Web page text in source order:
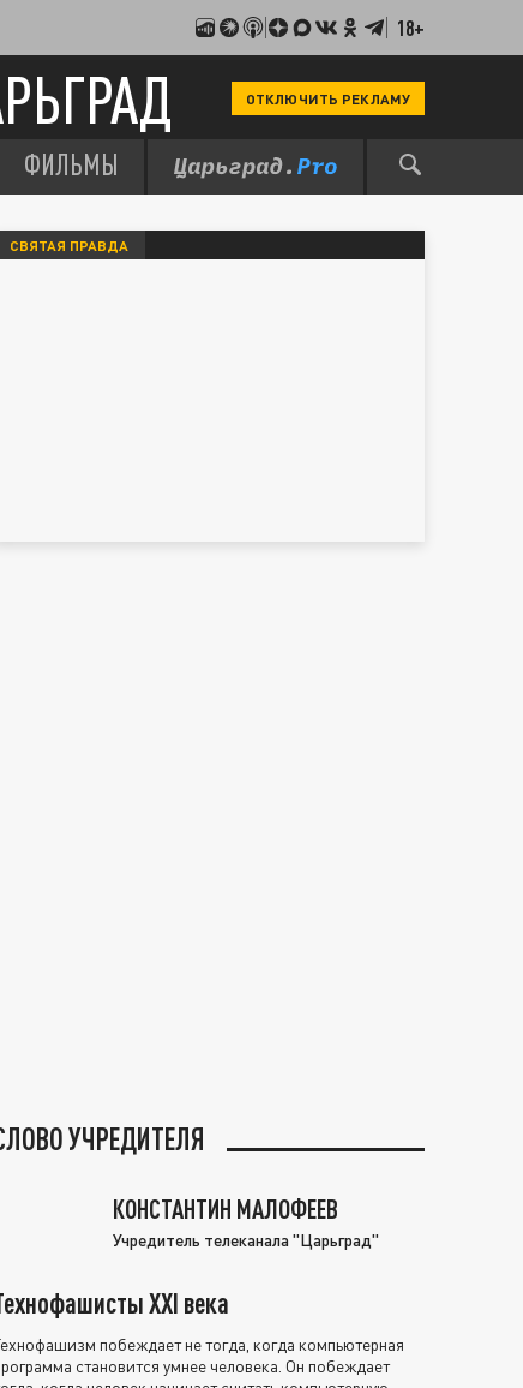
18+
ОТКЛЮЧИТЬ РЕКЛАМУ
ФИЛЬМЫ
СВЯТАЯ ПРАВДА
УЧРЕДИТЕЛЯ
КОНСТАНТИН МАЛОФЕЕВ
Учредитель телеканала "Царьград"
XXI века
побеждает не тогда, когда компьютерная
становится умнее человека. Он побеждает